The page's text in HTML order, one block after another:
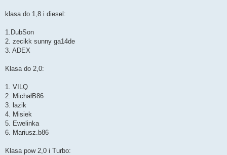
klasa do 1,8 i diesel:
1.DubSon
2. zecikk sunny ga14de
3. ADEX
Klasa do 2,0:
1. VILQ
2. MichałB86
3. lazik
4. Misiek
5. Ewelinka
6. Mariusz.b86
Klasa pow 2,0 i Turbo: